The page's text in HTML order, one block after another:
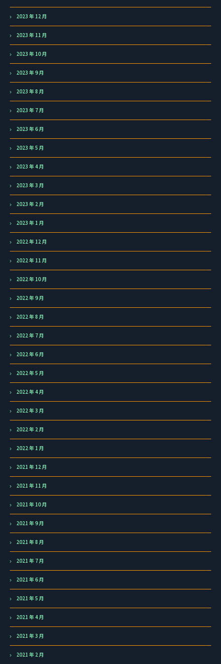
2023 年 12 月
2023 年 11 月
2023 年 10 月
2023 年 9 月
2023 年 8 月
2023 年 7 月
2023 年 6 月
2023 年 5 月
2023 年 4 月
2023 年 3 月
2023 年 2 月
2023 年 1 月
2022 年 12 月
2022 年 11 月
2022 年 10 月
2022 年 9 月
2022 年 8 月
2022 年 7 月
2022 年 6 月
2022 年 5 月
2022 年 4 月
2022 年 3 月
2022 年 2 月
2022 年 1 月
2021 年 12 月
2021 年 11 月
2021 年 10 月
2021 年 9 月
2021 年 8 月
2021 年 7 月
2021 年 6 月
2021 年 5 月
2021 年 4 月
2021 年 3 月
2021 年 2 月